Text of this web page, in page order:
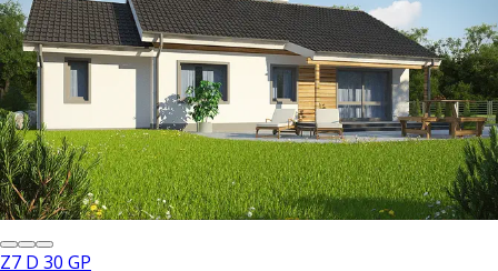
Z7 D 30 GP